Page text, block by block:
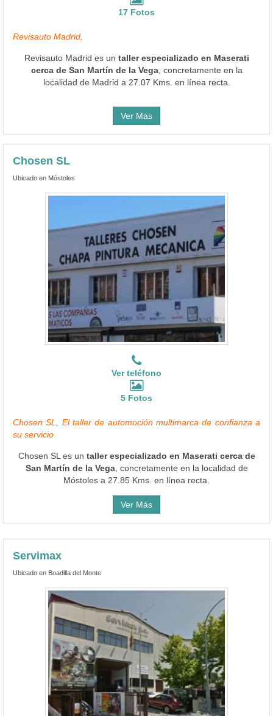
17 Fotos
Revisauto Madrid,
Revisauto Madrid es un taller especializado en Maserati
cerca de San Martín de la Vega, concretamente en la
localidad de Madrid a 27.07 Kms. en línea recta.
Ver Más
Chosen SL
Ubicado en Móstoles
Ver teléfono
5 Fotos
Chosen SL, El taller de automoción multimarca de confianza a
su servicio
Chosen SL es un taller especializado en Maserati cerca de
San Martín de la Vega, concretamente en la localidad de
Móstoles a 27.85 Kms. en línea recta.
Ver Más
Servimax
Ubicado en Boadilla del Monte